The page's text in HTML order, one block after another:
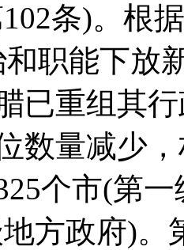
条)。根
职能下放
已重组其
数量减少
个市(第
方政府)。